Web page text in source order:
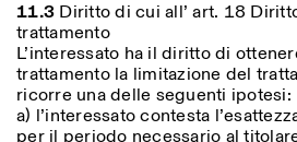
11.3 Diritto di cui all’ art. 18
trattamento
L’interessato ha il diritto di
trattamento la limitazione del
ricorre una delle seguenti ipotesi:
a) l’interessato contesta
per il periodo necessario al